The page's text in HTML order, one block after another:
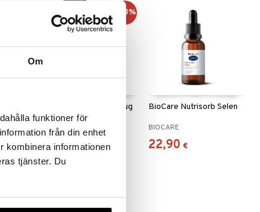
Om
funktioner för
från din enhet
kombinera informationen
tjänster. Du
Alpha Plus Selen 200 µg
ALPHA PLUS
8,62 € ( 11,49€)
kampanja -25%
BioCare Nutrisorb Selen
BIOCARE
22,90 €